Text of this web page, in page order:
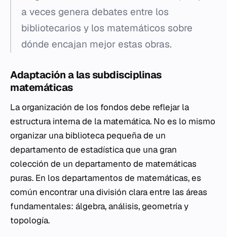
a veces genera debates entre los
bibliotecarios y los matemáticos sobre
dónde encajan mejor estas obras.
Adaptación a las subdisciplinas
matemáticas
La organización de los fondos debe reflejar la
estructura interna de la matemática. No es lo mismo
organizar una biblioteca pequeña de un
departamento de estadística que una gran
colección de un departamento de matemáticas
puras. En los departamentos de matemáticas, es
común encontrar una división clara entre las áreas
fundamentales: álgebra, análisis, geometría y
topología.